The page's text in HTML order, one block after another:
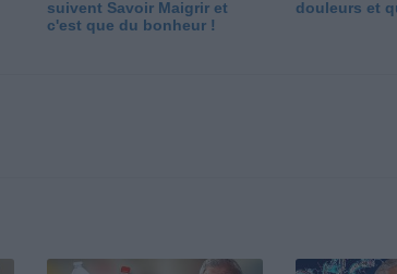
suivent Savoir Maigrir et
c'est que du bonheur !
douleurs et